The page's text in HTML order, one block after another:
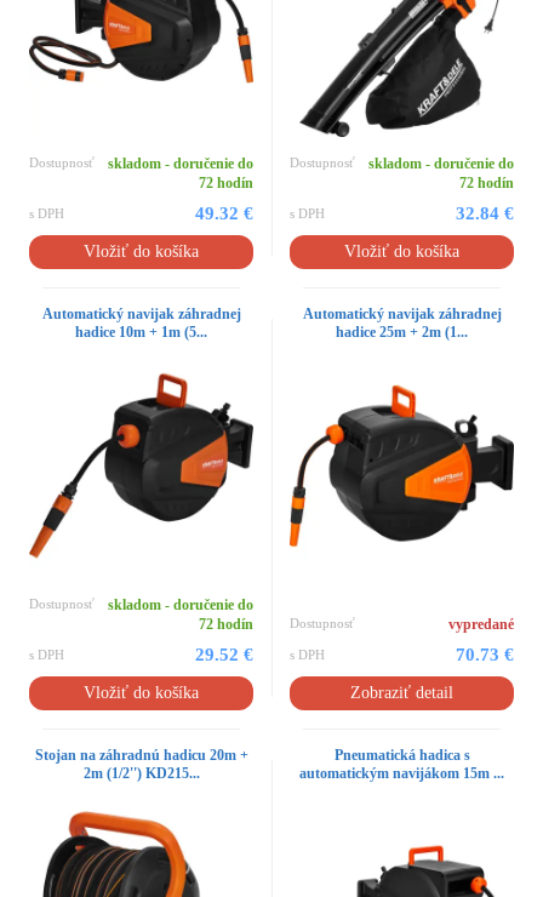
Dostupnosť
skladom - doručenie do
72 hodín
s DPH 49.32 €
Vložiť do košíka
Dostupnosť
skladom - doručenie do
72 hodín
s DPH 32.84 €
Vložiť do košíka
Automatický navijak záhradnej
hadice 10m + 1m (5...
Dostupnosť
skladom - doručenie do
72 hodín
s DPH 29.52 €
Vložiť do košíka
Automatický navijak záhradnej
hadice 25m + 2m (1...
Dostupnosť vypredané
s DPH 70.73 €
Zobraziť detail
Stojan na záhradnú hadicu 20m +
2m (1/2'') KD215...
Pneumatická hadica s
automatickým navijákom 15m ...